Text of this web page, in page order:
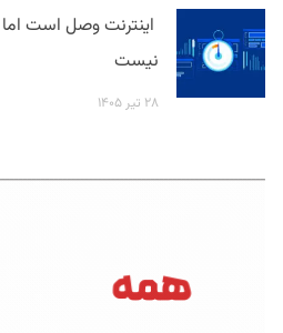
اینترنت وصل است
نیست
۲۸ تیر ۱۴۰۵